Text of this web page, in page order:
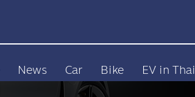
News Car Bike EV in Thai